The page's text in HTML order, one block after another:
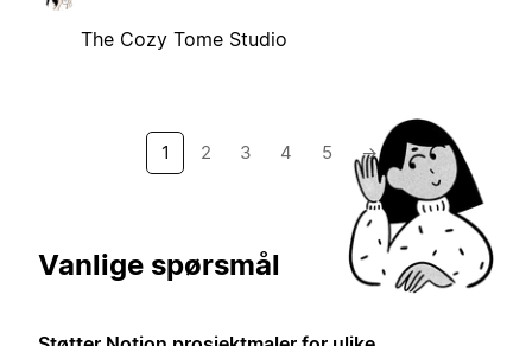
The Cozy Tome Studio
1 2 3 4 5 →
Vanlige spørsmål